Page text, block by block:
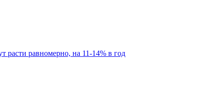
расти равномерно, на 11-14% в год